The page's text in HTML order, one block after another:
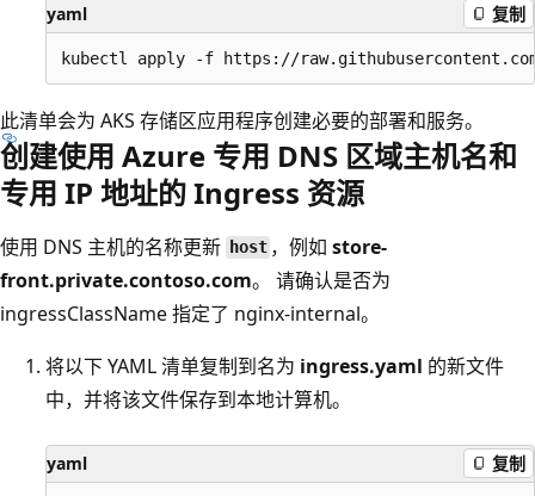
yaml 复制
此清单会为 AKS 存储区应用程序创建必要的部署和服务。
创建使用 Azure 专用 DNS 区域主机名和
专用 IP 地址的 Ingress 资源
使用 DNS 主机的名称更新 host ，例如store-
front.private.contoso.com。 请确认是否为
ingressClassName 指定了 nginx-internal。
将以下 YAML 清单复制到名为 ingress.yaml 的新文件
中，并将该文件保存到本地计算机。
yaml 复制